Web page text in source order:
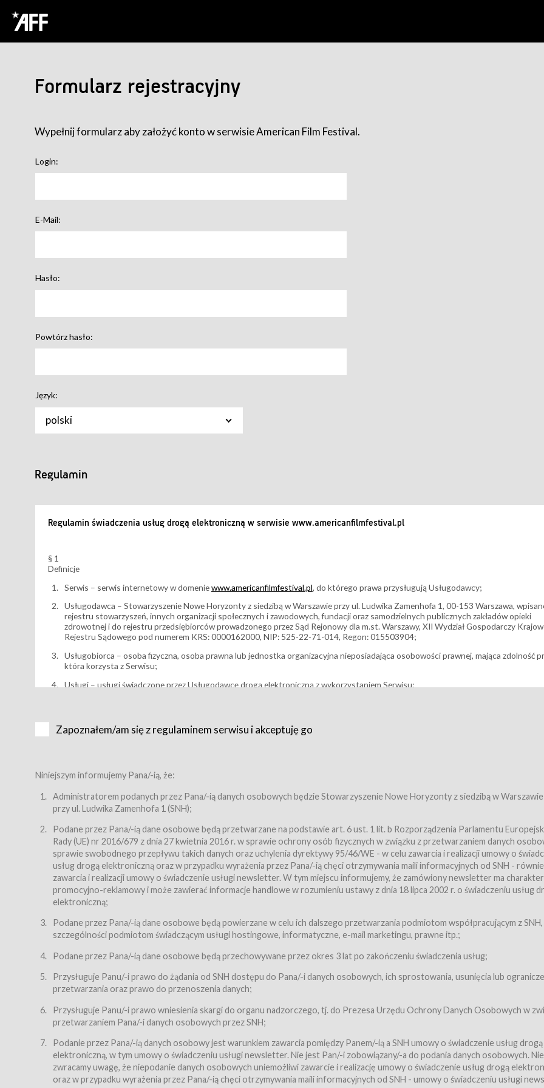
Formularz rejestracyjny
Wypełnij formularz aby założyć konto w serwisie American Film Festival.
Login:
E-Mail:
Hasło:
Powtórz hasło:
Język:
polski
Regulamin
Regulamin świadczenia usług drogą elektroniczną w serwisie www.americanfilmfestival.pl
§ 1
Definicje
Serwis – serwis internetowy w domeniewww.americanfilmfestival.pl, do którego prawa przysługują Usługodawcy;
Usługodawca – Stowarzyszenie Nowe Horyzonty z siedzibą w Warszawie przy ul. Ludwika Zamenhofa 1, 00-153 Warszawa,
rejestru stowarzyszeń, innych organizacji społecznych i zawodowych, fundacji oraz samodzielnych publicznych zakładów opieki
zdrowotnej i do rejestru przedsiębiorców prowadzonego przez Sąd Rejonowy dla m.st. Warszawy, XII Wydział Gospodarczy
Rejestru Sądowego pod numerem KRS: 0000162000, NIP: 525-22-71-014, Regon: 015503904;
Usługobiorca – osoba fizyczna, osoba prawna lub jednostka organizacyjna nieposiadająca osobowości prawnej, mająca zdolność
która korzysta z Serwisu;
Usługi – usługi świadczone przez Usługodawcę drogą elektroniczną z wykorzystaniem Serwisu;
Karnety – wybrane dokumenty potwierdzające zawarcie umowy z Usługodawcą i uprawniające do wzięcia udziału w Wydarzeniu,
Bilety – wybrane dokumenty potwierdzające zawarcie umowy z Usługodawcą i uprawniające do wzięcia udziału w Wydarzeniu,
przewidziane przez Usługodawcę dla danego Wydarzenia, tj. uprawniające do uczestnictwa w wielu albo w pojedynczych seansach
filmowych, wydarzeniach specjalnych i koncertach;
Sklep – sklep internetowy prowadzony przez Usługodawcę w Serwisie;
Regulamin – niniejszy regulamin.
§ 2
Postanowienia ogólne
Regulamin określa zasady:
świadczenia Usługobiorcom Usług przez Usługodawcę, z zastrzeżeniem usług, o których mowa w ust. 2 pkt. 4 i 5 poniżej,
zasady świadczenia precyzują odrębne regulaminy,
przetwarzania przez Usługodawcę danych osobowych Usługobiorców będących osobami fizycznymi.
Usługodawca świadczy w szczególności następujące Usługi:Usługodawca świadczy Usługi drogą elektroniczną w rozumieniu
dnia 18 lipca 2002 r. o świadczeniu usług drogą elektroniczną (Dz.U. z 2002 r., Nr 144, poz. 1204, z późń. zm.). Usługi świadczone są
nieodpłatnie.
usługę przeglądania i odczytywania przez Usługobiorców materiałów zamieszczanych w Serwisie,
usługę newsletter,
usługę zawierania na odległość umów nabycia Karnetów i Biletów,
usługę zawierania na odległość umów sprzedaży w Sklepie.
Usługodawca świadczy Usługi drogą elektroniczną w rozumieniu ustawy z dnia 18 lipca 2002 r. o świadczeniu usług drogą
(Dz.U. z 2002 r., Nr 144, poz. 1204, z późń. zm.). Usługi świadczone są nieodpłatnie.
Zapoznałem/am się z regulaminem serwisu i akceptuję go
Niniejszym informujemy Pana/-ią, że:
Administratorem podanych przez Pana/-ią danych osobowych będzie Stowarzyszenie Nowe Horyzonty z siedzibą w
przy ul. Ludwika Zamenhofa 1 (SNH);
Podane przez Pana/-ią dane osobowe będą przetwarzane na podstawie art. 6 ust. 1 lit. b Rozporządzenia Parlamentu
Rady (UE) nr 2016/679 z dnia 27 kwietnia 2016 r. w sprawie ochrony osób fizycznych w związku z przetwarzaniem danych
sprawie swobodnego przepływu takich danych oraz uchylenia dyrektywy 95/46/WE - w celu zawarcia i realizacji umowy o
usług drogą elektroniczną oraz w przypadku wyrażenia przez Pana/-ią chęci otrzymywania maili informacyjnych od SNH -
zawarcia i realizacji umowy o świadczenie usługi newsletter. W tym miejscu informujemy, że zamówiony newsletter ma charakter
promocyjno-reklamowy i może zawierać informacje handlowe w rozumieniu ustawy z dnia 18 lipca 2002 r. o świadczeniu usług
elektroniczną;
Podane przez Pana/-ią dane osobowe będą powierzane w celu ich dalszego przetwarzania podmiotom współpracującym z
szczególności podmiotom świadczącym usługi hostingowe, informatyczne, e-mail marketingu, prawne itp.;
Podane przez Pana/-ią dane osobowe będą przechowywane przez okres 3 lat po zakończeniu świadczenia usług;
Przysługuje Panu/-i prawo do żądania od SNH dostępu do Pana/-i danych osobowych, ich sprostowania, usunięcia lub
przetwarzania oraz prawo do przenoszenia danych;
Przysługuje Panu/-i prawo wniesienia skargi do organu nadzorczego, tj. do Prezesa Urzędu Ochrony Danych Osobowych w
przetwarzaniem Pana/-i danych osobowych przez SNH;
Podanie przez Pana/-ią danych osobowy jest warunkiem zawarcia pomiędzy Panem/-ią a SNH umowy o świadczenie usług drogą
elektroniczną, w tym umowy o świadczeniu usługi newsletter. Nie jest Pan/-i zobowiązany/-a do podania danych osobowych.
zwracamy uwagę, że niepodanie danych osobowych uniemożliwi zawarcie i realizację umowy o świadczenie usług drogą
oraz w przypadku wyrażenia przez Pana/-ią chęci otrzymywania maili informacyjnych od SNH - umowy o świadczeniu usługi